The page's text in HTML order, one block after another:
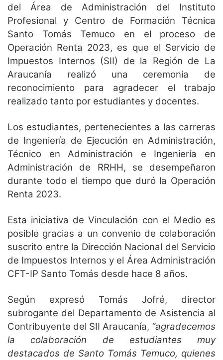
del Área de Administración del Instituto
Profesional y Centro de Formación Técnica
Santo Tomás Temuco en el proceso de
Operación Renta 2023, es que el Servicio de
Impuestos Internos (SII) de la Región de La
Araucanía realizó una ceremonia de
reconocimiento para agradecer el trabajo
realizado tanto por estudiantes y docentes.
Los estudiantes, pertenecientes a las carreras
de Ingeniería de Ejecución en Administración,
Técnico en Administración e Ingeniería en
Administración de RRHH, se desempeñaron
durante todo el tiempo que duró la Operación
Renta 2023.
Esta iniciativa de Vinculación con el Medio es
posible gracias a un convenio de colaboración
suscrito entre la Dirección Nacional del Servicio
de Impuestos Internos y el Área Administración
CFT-IP Santo Tomás desde hace 8 años.
Según expresó Tomás Jofré, director
subrogante del Departamento de Asistencia al
Contribuyente del SII Araucanía, “agradecemos
la colaboración de estudiantes muy
destacados de Santo Tomás Temuco, quienes